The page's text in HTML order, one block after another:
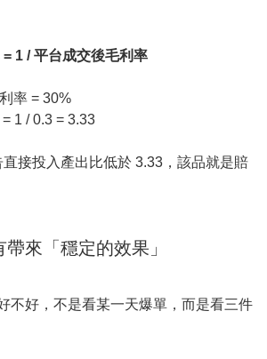
1 / 平台成交後毛利率
率 = 30%
1 / 0.3 = 3.33
接投入產出比低於 3.33，該品就是賠
來「穩定的效果」
不好，不是看某一天爆單，而是看三件